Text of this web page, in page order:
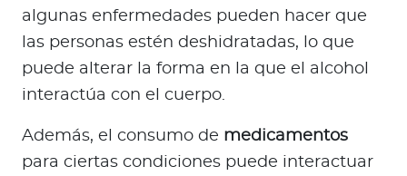
algunas enfermedades pueden hacer que
las personas estén deshidratadas, lo que
puede alterar la forma en la que el alcohol
interactúa con el cuerpo.
Además, el consumo de medicamentos
para ciertas condiciones puede interactuar